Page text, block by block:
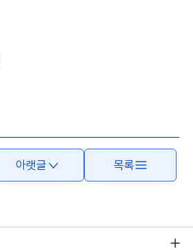
아랫글 목록